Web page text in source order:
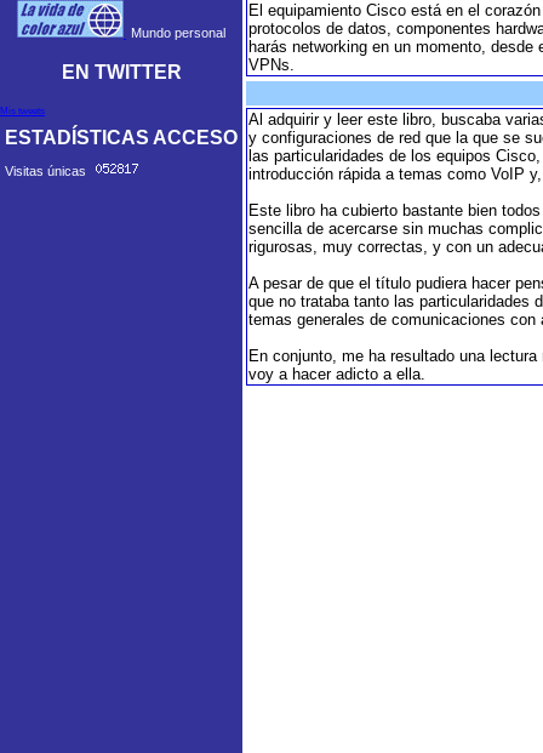
Mundo personal
EN TWITTER
Mis tweets
ESTADÍSTICAS ACCESO
Visitas únicas
El equipamiento Cisco está en el
protocolos de datos, componentes
harás networking en un momento,
VPNs.
Al adquirir y leer este libro, buscaba
y configuraciones de red que la que se
las particularidades de los equipos
introducción rápida a temas como VoIP
Este libro ha cubierto bastante bien
sencilla de acercarse sin muchas
rigurosas, muy correctas, y con un
A pesar de que el título pudiera hacer
que no trataba tanto las particularidades
temas generales de comunicaciones
En conjunto, me ha resultado una
voy a hacer adicto a ella.